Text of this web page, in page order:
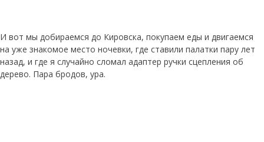
И вот мы добираемся до Кировска, покупаем еды и двигаемся
на уже знакомое место ночевки, где ставили палатки пару лет
назад, и где я случайно сломал адаптер ручки сцепления об
дерево. Пара бродов, ура.